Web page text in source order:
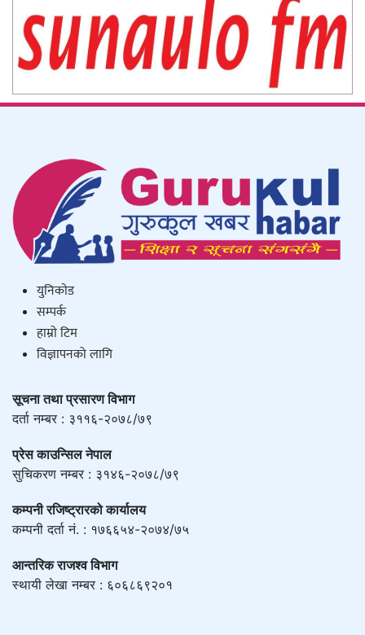
युनिकाेड
सम्पर्क
हाम्राे टिम
विज्ञापनको लागि
सूचना तथा प्रसारण विभाग
दर्ता नम्बर : ३११६-२०७८/७९
प्रेस काउन्सिल नेपाल
सुचिकरण नम्बर : ३१४६-२०७८/७९
कम्पनी रजिष्ट्रारको कार्यालय
कम्पनी दर्ता नं. : १७६६५४-२०७४/७५
आन्तरिक राजश्व विभाग
स्थायी लेखा नम्बर : ६०६८६९२०१